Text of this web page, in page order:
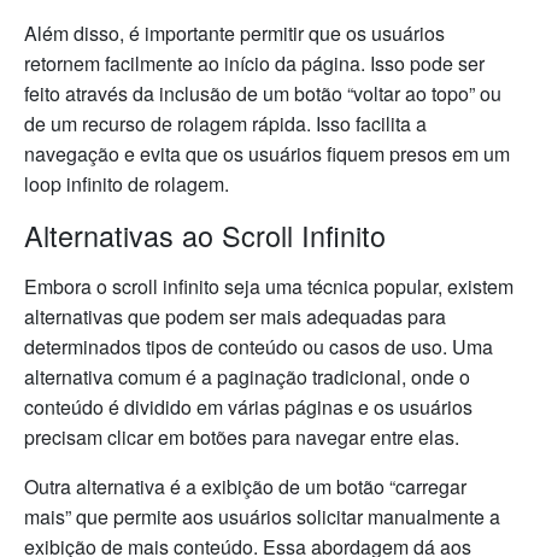
Além disso, é importante permitir que os usuários
retornem facilmente ao início da página. Isso pode ser
feito através da inclusão de um botão “voltar ao topo” ou
de um recurso de rolagem rápida. Isso facilita a
navegação e evita que os usuários fiquem presos em um
loop infinito de rolagem.
Alternativas ao Scroll Infinito
Embora o scroll infinito seja uma técnica popular, existem
alternativas que podem ser mais adequadas para
determinados tipos de conteúdo ou casos de uso. Uma
alternativa comum é a paginação tradicional, onde o
conteúdo é dividido em várias páginas e os usuários
precisam clicar em botões para navegar entre elas.
Outra alternativa é a exibição de um botão “carregar
mais” que permite aos usuários solicitar manualmente a
exibição de mais conteúdo. Essa abordagem dá aos